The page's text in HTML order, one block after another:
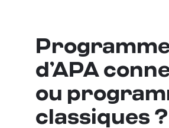
d’APA
ou
classiques ?